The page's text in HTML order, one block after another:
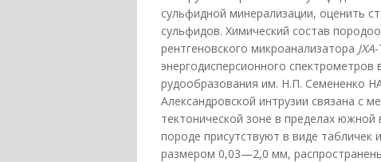
сульфидной минерализации, оценить
сульфидов. Химический состав
рентгеновского микроанализатора JXA
энергодисперсионного
рудообразования им. Н.П. Семененко
Александровской интрузии связана с
тектонической зоне в пределах
породе присутствуют в виде
размером 0,03—2,0 мм,